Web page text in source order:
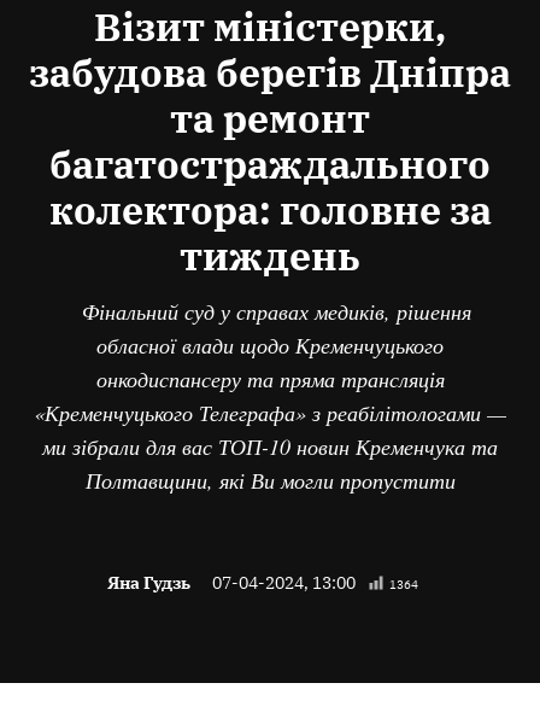
Візит міністерки,
забудова берегів Дніпра
та ремонт
багатостраждального
колектора: головне за
тиждень
Фінальний суд у справах медиків, рішення
обласної влади щодо Кременчуцького
онкодиспансеру та пряма трансляція
«Кременчуцького Телеграфа» з реабілітологами —
ми зібрали для вас ТОП-10 новин Кременчука та
Полтавщини, які Ви могли пропустити
Яна Гудзь 07-04-2024, 13:00 1364